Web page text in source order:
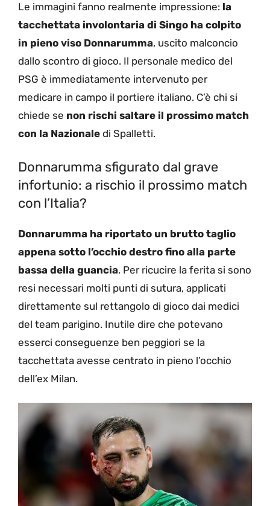
Le immagini fanno realmente impressione: la
tacchettata involontaria di Singo ha colpito
in pieno viso Donnarumma, uscito malconcio
dallo scontro di gioco. Il personale medico del
PSG è immediatamente intervenuto per
medicare in campo il portiere italiano. C’è chi si
chiede se non rischi saltare il prossimo match
con la Nazionale di Spalletti.
Donnarumma sfigurato dal grave
infortunio: a rischio il prossimo match
con l’Italia?
Donnarumma ha riportato un brutto taglio
appena sotto l’occhio destro fino alla parte
bassa della guancia. Per ricucire la ferita si sono
resi necessari molti punti di sutura, applicati
direttamente sul rettangolo di gioco dai medici
del team parigino. Inutile dire che potevano
esserci conseguenze ben peggiori se la
tacchettata avesse centrato in pieno l’occhio
dell’ex Milan.